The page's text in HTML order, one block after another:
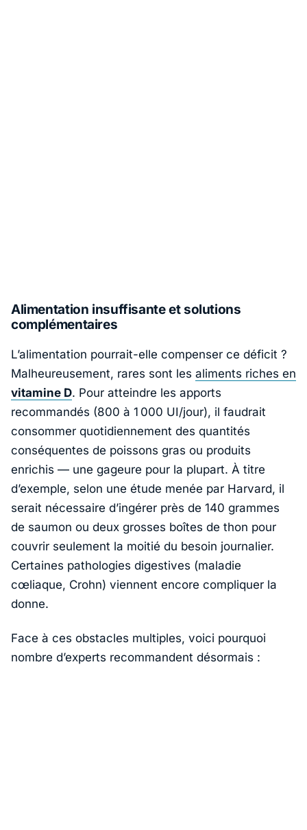
Alimentation insuffisante et solutions
complémentaires
L’alimentation pourrait-elle compenser ce déficit ?
Malheureusement, rares sont les aliments riches en
vitamine D. Pour atteindre les apports
recommandés (800 à 1 000 UI/jour), il faudrait
consommer quotidiennement des quantités
conséquentes de poissons gras ou produits
enrichis — une gageure pour la plupart. À titre
d’exemple, selon une étude menée par Harvard, il
serait nécessaire d’ingérer près de 140 grammes
de saumon ou deux grosses boîtes de thon pour
couvrir seulement la moitié du besoin journalier.
Certaines pathologies digestives (maladie
cœliaque, Crohn) viennent encore compliquer la
donne.
Face à ces obstacles multiples, voici pourquoi
nombre d’experts recommandent désormais :